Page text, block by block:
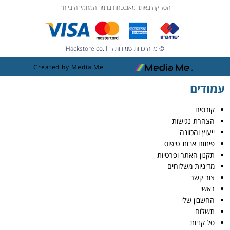
הסליקה באתר מאובטחת ברמה המחמירה ביותר
© כל הזכויות שמורות ל- Hackstore.co.il
Created by Media Me
עמודים
קורסים
הצהרת נגישות
ייעוץ והכוונה
פיתוח אבות טיפוס
תקנון האתר ופרטיות
מדיניות משלוחים
צור קשר
ראשי
החשבון שלי
תשלום
סל קניות